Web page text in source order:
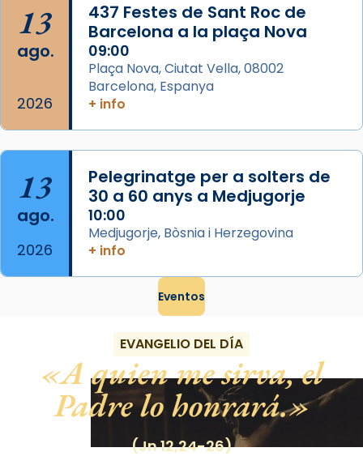
View on Facebook · Share
13
ago.
2026
437 Festes de Sant Roc de
Barcelona a la plaça Nova
09:00
Plaça Nova, Ciutat Vella, 08002
Barcelona, Espanya
+ info
13
ago.
2026
Pelegrinatge per a solters de
30 a 60 anys a Medjugorje
10:00
Medjugorje, Bòsnia i Herzegovina
+ info
Eventos
EVANGELIO DEL DÍA
A quien me sirva, el
Padre lo honrará.
(Jn 12,24-26)